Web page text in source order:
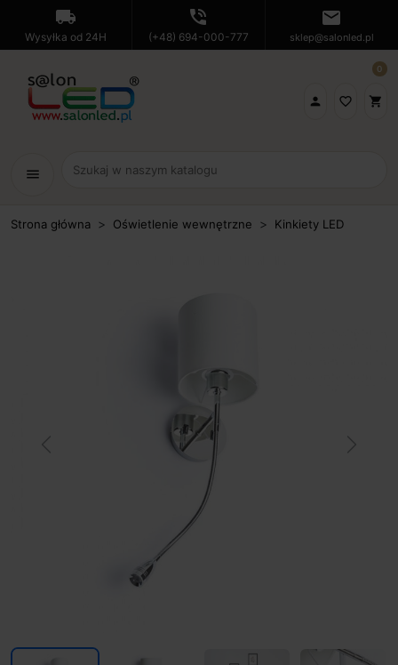
local_shipping
Wysyłka od 24H
phone_in_talk
(+48) 694-000-777
mail
sklep@salonled.pl
 favorite_border shopping_cart
0
menu
Strona główna Oświetlenie wewnętrzne Kinkiety LED